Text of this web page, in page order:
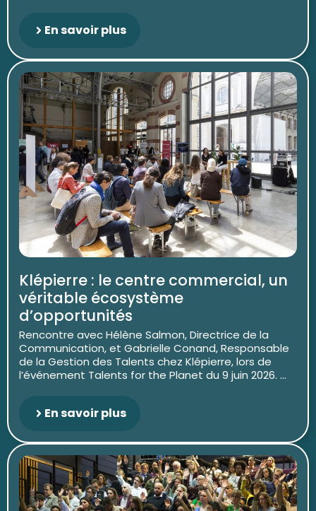
En savoir plus
Klépierre : le centre commercial, un
véritable écosystème
d’opportunités
Rencontre avec Hélène Salmon, Directrice de la
Communication, et Gabrielle Conand, Responsable
de la Gestion des Talents chez Klépierre, lors de
l’événement Talents for the Planet du 9 juin 2026. ...
En savoir plus